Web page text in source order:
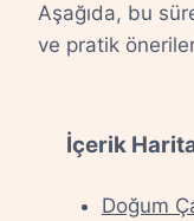
Aşağıda, bu
ve pratik
İçerik
Doğum